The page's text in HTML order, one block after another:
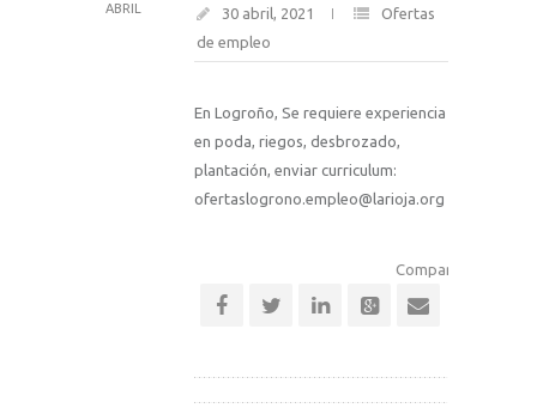
ABRIL 30 abril, 2021
Ofertas
de empleo
En Logroño, Se requiere experiencia
en poda, riegos, desbrozado,
plantación, enviar curriculum:
ofertaslogrono.empleo@larioja.org
Comparte esta